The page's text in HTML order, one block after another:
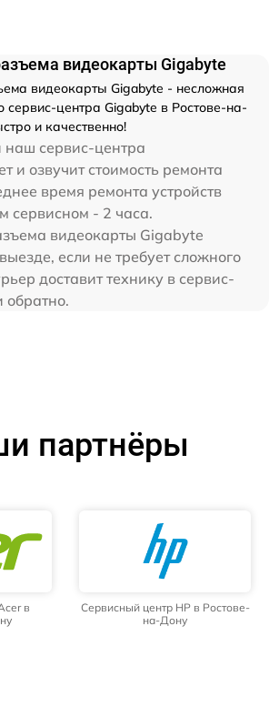
видеокарты Gigabyte
видеокарты Gigabyte - несложная
центра Gigabyte в Ростове-на-
и качественно!
наш сервис-центра
и озвучит стоимость ремонта
время ремонта устройств
сервисном - 2 часа.
видеокарты Gigabyte
если не требует сложного
доставит технику в сервис-
обратно.
партнёры
в
Сервисный центр HP в Ростове-
на-Дону